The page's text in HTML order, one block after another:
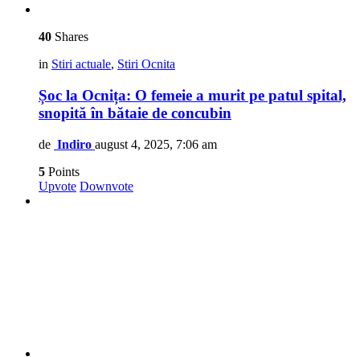
40 Shares
in Stiri actuale, Stiri Ocnita
Șoc la Ocnița: O femeie a murit pe patul spital,
snopită în bătaie de concubin
de Indiro august 4, 2025, 7:06 am
5 Points
Upvote Downvote